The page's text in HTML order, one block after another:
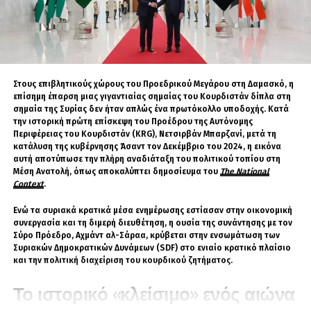
οι φιλοϊρανικές πολιτοφυλακές στο Ιράκ.
Παράλληλα, επισημαίνει ότι το Ισραήλ, το
οποίο βρέθηκε στην πρώτη γραμμή της
ουσιαστικά στις τελικές διαπραγματεύσεις.
Επικρίνει την αποδέσμευση 24
δισ. δολαρίων
Ένα από τα βασικά σημεία της κριτικής του
αφορά το οικονομικό σκέλος της συμφωνίας.
Ο Ρόμαν θεωρεί λανθασμένη την πρόβλεψη για
αποδέσμευση 24 δισεκατομμυρίων δολαρίων
από τα δεσμευμένα ιρανικά κεφάλαια, με το
ξεκινήσουν οι τελικές διαπραγματεύσεις.
Στους επιβλητικούς χώρους του Προεδρικού Μεγάρου στη Δαμασκό, η
επίσημη έπαρση μιας γιγαντιαίας σημαίας του Κουρδιστάν δίπλα στη
σημαία της Συρίας δεν ήταν απλώς ένα πρωτόκολλο υποδοχής. Κατά
την ιστορική πρώτη επίσκεψη του Προέδρου της Αυτόνομης
Περιφέρειας του Κουρδιστάν (KRG), Νετσιρβάν Μπαρζανί, μετά τη
κατάλυση της κυβέρνησης Άσαντ τον Δεκέμβριο του 2024, η εικόνα
αυτή αποτύπωσε την πλήρη αναδιάταξη του πολιτικού τοπίου στη
Μέση Ανατολή, όπως αποκαλύπτει δημοσίευμα του The National
Context.
Ενώ τα συριακά κρατικά μέσα ενημέρωσης εστίασαν στην οικονομική
συνεργασία και τη διμερή διευθέτηση, η ουσία της συνάντησης με τον
Σύρο Πρόεδρο, Αχμάντ αλ-Σάραα, κρύβεται στην ενσωμάτωση των
Συριακών Δημοκρατικών Δυνάμεων (SDF) στο ενιαίο κρατικό πλαίσιο
και την πολιτική διαχείριση του κουρδικού ζητήματος.
Το ιστορικό «κλείσιμο» ενός αιώνα